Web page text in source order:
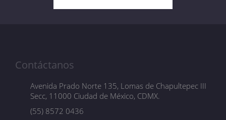
Contáctanos
Avenida Prado Norte 135, Lomas de Chapultepec III
Secc, 11000 Ciudad de México, CDMX.
(55) 8572 0436